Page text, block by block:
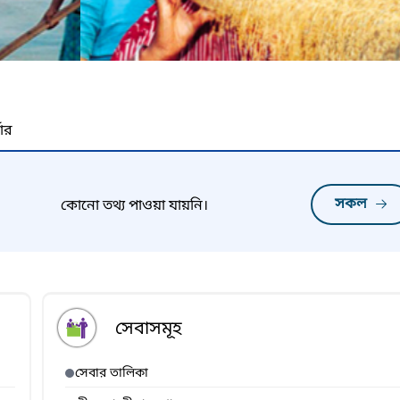
সকল
কোনো তথ্য পাওয়া যায়নি।
সেবাসমূহ
সেবার তালিকা